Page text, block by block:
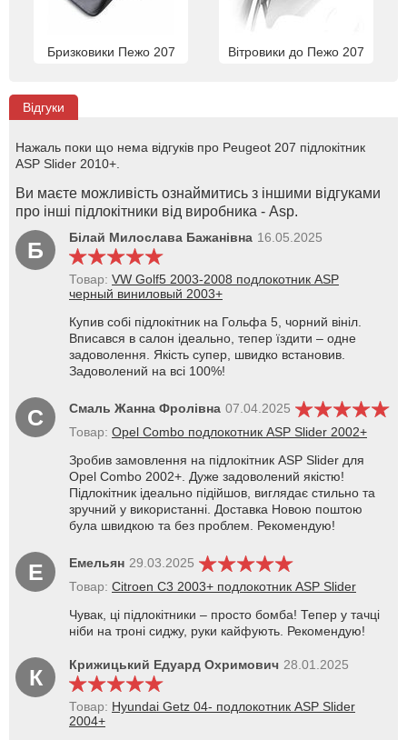
Бризковики Пежо 207 Вітровики до Пежо 207
Відгуки
Нажаль поки що нема відгуків про Peugeot 207 підлокітник
ASP Slider 2010+.
Ви маєте можливість ознаймитись з іншими відгуками
про інші підлокітники від виробника - Asp.
Б Білай Милослава Бажанівна 16.05.2025
Товар: VW Golf5 2003-2008 подлокотник ASP
черный виниловый 2003+
Купив собі підлокітник на Гольфа 5, чорний вініл.
Вписався в салон ідеально, тепер їздити – одне
задоволення. Якість супер, швидко встановив.
Задоволений на всі 100%!
С Смаль Жанна Фролівна 07.04.2025
Товар: Opel Combo подлокотник ASP Slider 2002+
Зробив замовлення на підлокітник ASP Slider для
Opel Combo 2002+. Дуже задоволений якістю!
Підлокітник ідеально підійшов, виглядає стильно та
зручний у використанні. Доставка Новою поштою
була швидкою та без проблем. Рекомендую!
Е Емельян 29.03.2025
Товар: Citroen C3 2003+ подлокотник ASP Slider
Чувак, ці підлокітники – просто бомба! Тепер у тачці
ніби на троні сиджу, руки кайфують. Рекомендую!
К Крижицький Едуард Охримович 28.01.2025
Товар: Hyundai Getz 04- подлокотник ASP Slider
2004+